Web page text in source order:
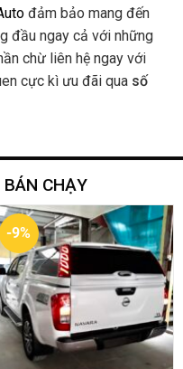
đảm bảo mang đến
đầu ngay cả với những
chừ liên hệ ngay với
cực kì ưu đãi qua số
CHẠY
-9%